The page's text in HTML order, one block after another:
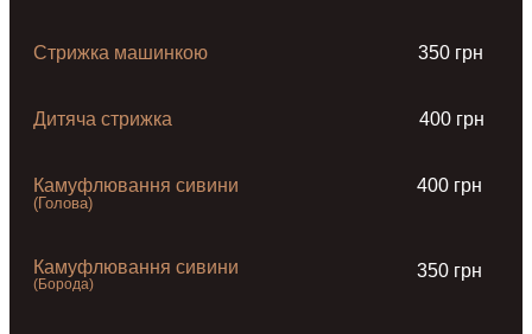
Стрижка машинкою 350 грн
Дитяча стрижка 400 грн
Камуфлювання сивини
(Голова)
400 грн
Камуфлювання сивини
(Борода)
350 грн